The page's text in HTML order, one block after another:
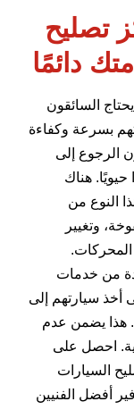
تصليح
دائمًا
السائقون
بسرعة وكفاءة
الرجوع إلى
هناك
النوع من
وتغيير
المحركات.
من خدمات
أخذ سيارتهم إلى
هذا يضمن عدم
احصل على
السيارات
أفضل الفنيين